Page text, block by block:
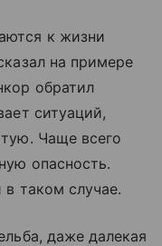
к жизни
на примере
обратил
ситуаций,
Чаще всего
опасность.
таком случае.
даже далекая